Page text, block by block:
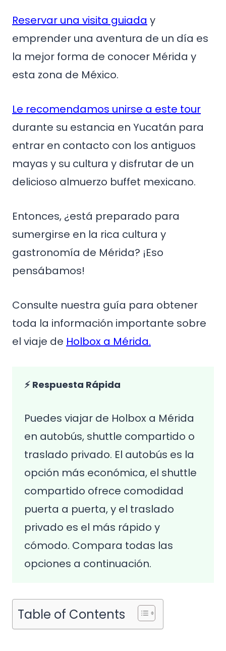
Reservar una visita guiada y
emprender una aventura de un día es
la mejor forma de conocer Mérida y
esta zona de México.
Le recomendamos unirse a este tour
durante su estancia en Yucatán para
entrar en contacto con los antiguos
mayas y su cultura y disfrutar de un
delicioso almuerzo buffet mexicano.
Entonces, ¿está preparado para
sumergirse en la rica cultura y
gastronomía de Mérida? ¡Eso
pensábamos!
Consulte nuestra guía para obtener
toda la información importante sobre
el viaje de Holbox a Mérida.
⚡ Respuesta Rápida
Puedes viajar de Holbox a Mérida
en autobús, shuttle compartido o
traslado privado. El autobús es la
opción más económica, el shuttle
compartido ofrece comodidad
puerta a puerta, y el traslado
privado es el más rápido y
cómodo. Compara todas las
opciones a continuación.
Table of Contents